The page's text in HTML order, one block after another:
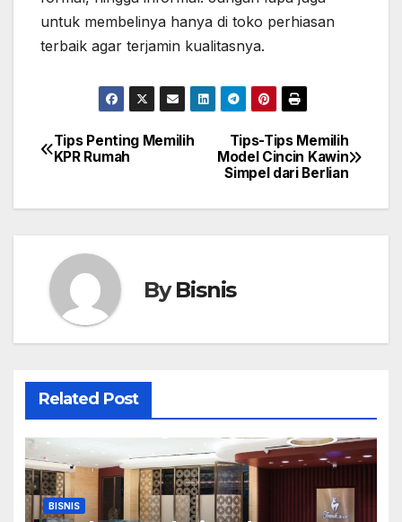
untuk membelinya hanya di toko perhiasan
terbaik agar terjamin kualitasnya.
Post
Tips-Tips Memilih
Model Cincin Kawin
Simpel dari Berlian
Tips Penting Memilih
KPR Rumah
ByBisnis
Related Post
BISNIS